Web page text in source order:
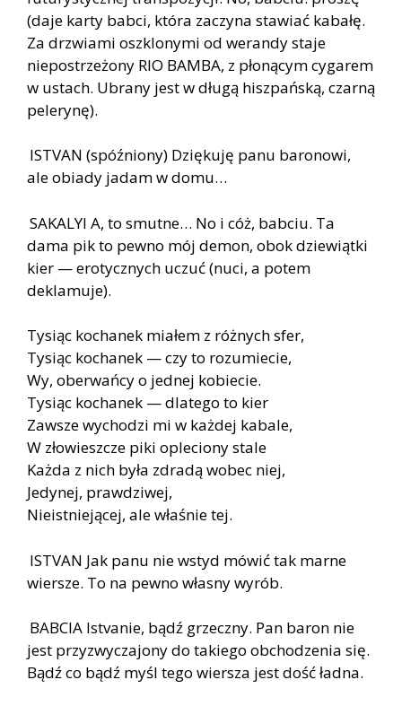
(daje karty babci, która zaczyna stawiać kabałę.
Za drzwiami oszklonymi od werandy staje
niepostrzeżony RIO BAMBA, z płonącym cygarem
w ustach. Ubrany jest w długą hiszpańską, czarną
pelerynę).
ISTVAN (spóźniony) Dziękuję panu baronowi,
ale obiady jadam w domu…
SAKALYI A, to smutne… No i cóż, babciu. Ta
dama pik to pewno mój demon, obok dziewiątki
kier — erotycznych uczuć (nuci, a potem
deklamuje).
Tysiąc kochanek miałem z różnych sfer,
Tysiąc kochanek — czy to rozumiecie,
Wy, oberwańcy o jednej kobiecie.
Tysiąc kochanek — dlatego to kier
Zawsze wychodzi mi w każdej kabale,
W złowieszcze piki opleciony stale
Każda z nich była zdradą wobec niej,
Jedynej, prawdziwej,
Nieistniejącej, ale właśnie tej.
ISTVAN Jak panu nie wstyd mówić tak marne
wiersze. To na pewno własny wyrób.
BABCIA Istvanie, bądź grzeczny. Pan baron nie
jest przyzwyczajony do takiego obchodzenia się.
Bądź co bądź myśl tego wiersza jest dość ładna.